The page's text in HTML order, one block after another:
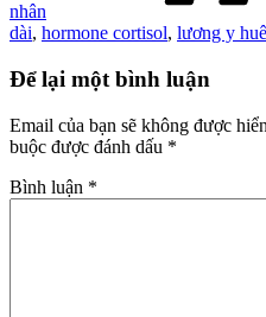
nhân
dài, hormone cortisol, lương y
Để lại một bình luận
Email của bạn sẽ không được
buộc được đánh dấu *
Bình luận *